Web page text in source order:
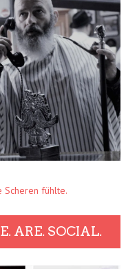
Scheren fühlte.
ARE. SOCIAL.